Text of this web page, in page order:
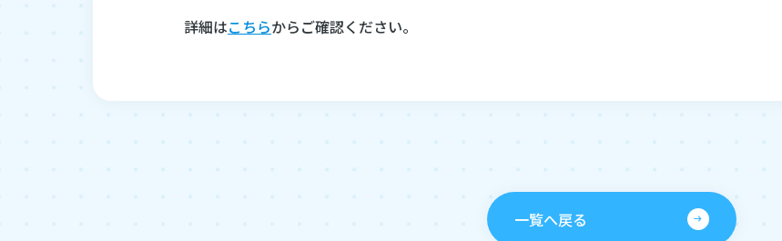
詳細はこちらからご確認ください。
一覧へ戻る